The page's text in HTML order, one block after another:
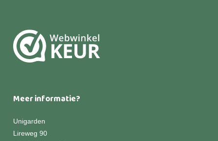
Meer informatie?
Unigarden
Lireweg 90